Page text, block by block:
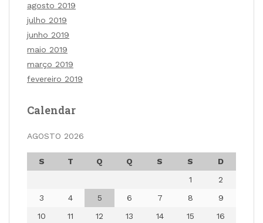
agosto 2019
julho 2019
junho 2019
maio 2019
março 2019
fevereiro 2019
Calendar
AGOSTO 2026
S T Q Q S S
D
1
2
3
4 5 6 7 8
9
10
11 12 13 14 15
16